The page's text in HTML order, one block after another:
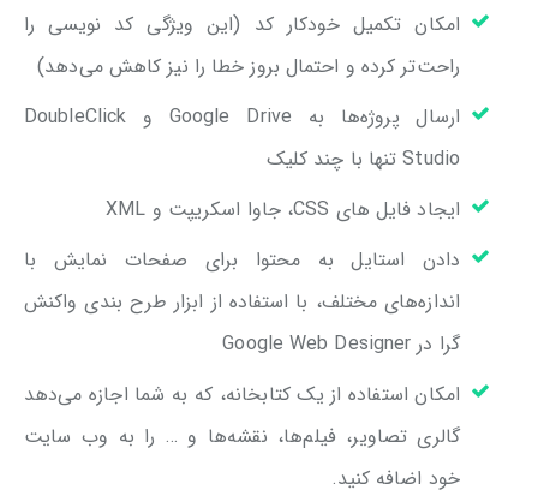
امکان تکمیل خودکار کد (این ویژگی کد نویسی را
راحت‌تر کرده و احتمال بروز خطا را نیز کاهش می‌دهد)
ارسال پروژه‌ها به Google Drive و DoubleClick
Studio تنها با چند کلیک
ایجاد فایل های CSS، جاوا اسکریپت و XML
دادن استایل به محتوا برای صفحات نمایش‌‌ با
اندازه‌های مختلف، با استفاده از ابزار طرح بندی واکنش
گرا در Google Web Designer
امکان استفاده از یک کتابخانه، که به شما اجازه می‌دهد
گالری تصاویر، فیلم‌ها، نقشه‌ها و … را به وب سایت
خود اضافه کنید.